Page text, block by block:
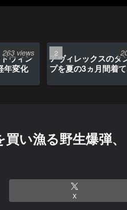
ウィン
年変化
263 views
アヴィレックスのタ
プを夏の3ヵ月間着
買い漁る野生爆弾
X